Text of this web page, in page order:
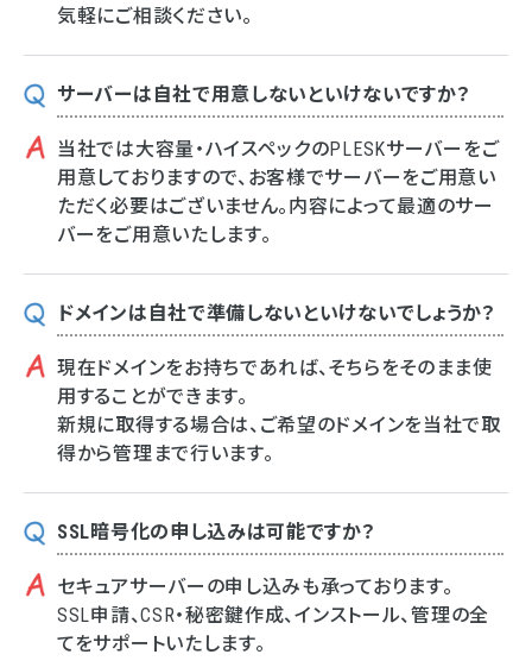
気軽にご相談ください。
サーバーは自社で用意しないといけないですか？
当社では大容量・ハイスペックのPLESKサーバーをご
用意しておりますので、お客様でサーバーをご用意い
ただく必要はございません。内容によって最適のサー
バーをご用意いたします。
ドメインは自社で準備しないといけないでしょうか？
現在ドメインをお持ちであれば、そちらをそのまま使
用することができます。
新規に取得する場合は、ご希望のドメインを当社で取
得から管理まで行います。
SSL暗号化の申し込みは可能ですか？
セキュアサーバーの申し込みも承っております。
SSL申請、CSR・秘密鍵作成、インストール、管理の全
てをサポートいたします。